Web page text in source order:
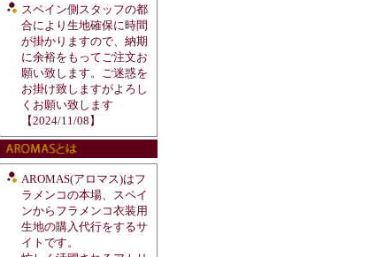
スペイン側スタッフの都
合により生地確保に時間
が掛かりますので、納期
に余裕をもってご注文お
願い致します。ご迷惑を
お掛け致しますがよろし
くお願い致します
【2024/11/08】
AROMAS(アロマス)はフ
ラメンコの本場、スペイ
ンからフラメンコ衣装用
生地の購入代行をするサ
イトです。